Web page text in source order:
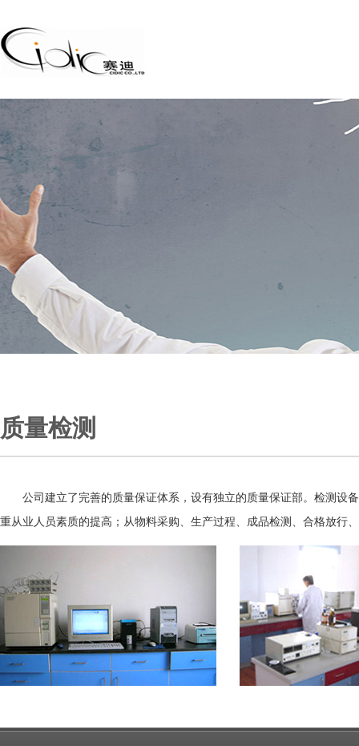
质量检测
公司建立了完善的质量保证体系，设有独立的质量保证部。检测设
重从业人员素质的提高；从物料采购、生产过程、成品检测、合格放行